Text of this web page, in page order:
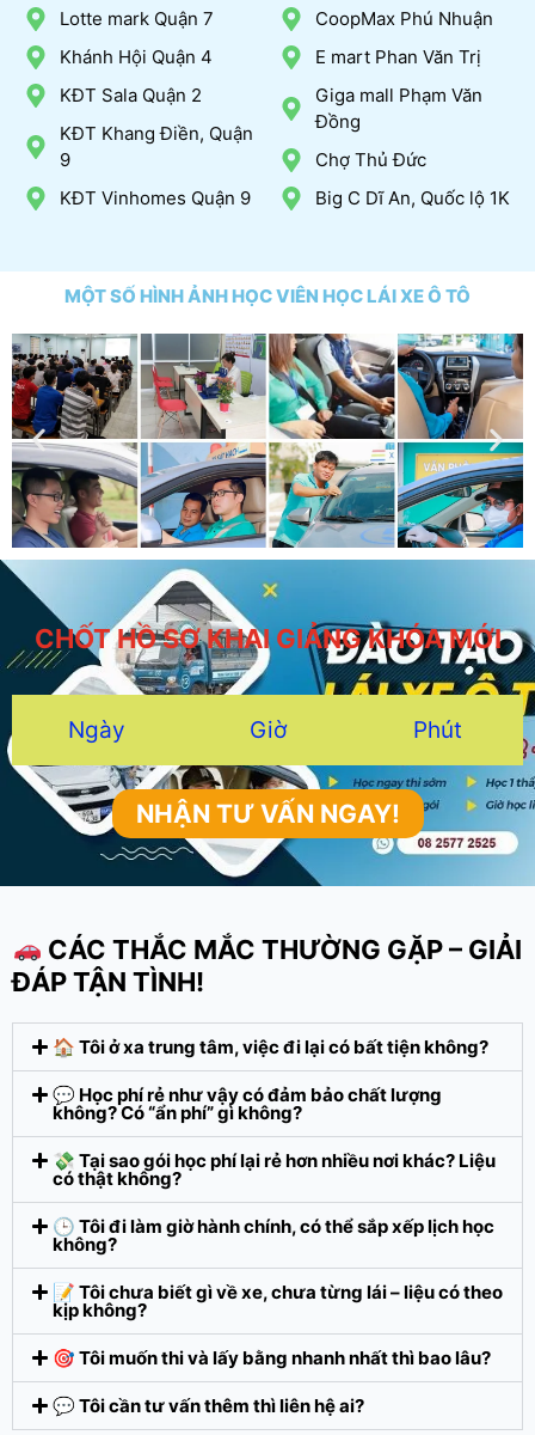
Lotte mark Quận 7
Khánh Hội Quận 4
KĐT Sala Quận 2
KĐT Khang Điền, Quận
9
KĐT Vinhomes Quận 9
CoopMax Phú Nhuận
E mart Phan Văn Trị
Giga mall Phạm Văn
Đồng
Chợ Thủ Đức
Big C Dĩ An, Quốc lộ 1K
MỘT SỐ HÌNH ẢNH HỌC VIÊN HỌC LÁI XE Ô TÔ
CHỐT HỒ SƠ KHAI GIẢNG KHÓA MỚI
Ngày Giờ Phút
NHẬN TƯ VẤN NGAY!
CÁC THẮC MẮC THƯỜNG GẶP – GIẢI
ĐÁP TẬN TÌNH!
🏠 Tôi ở xa trung tâm, việc đi lại có bất tiện không?
💬 Học phí rẻ như vậy có đảm bảo chất lượng
không? Có “ẩn phí” gì không?
💸 Tại sao gói học phí lại rẻ hơn nhiều nơi khác? Liệu
có thật không?
🕒 Tôi đi làm giờ hành chính, có thể sắp xếp lịch học
không?
📝 Tôi chưa biết gì về xe, chưa từng lái – liệu có theo
kịp không?
🎯 Tôi muốn thi và lấy bằng nhanh nhất thì bao lâu?
💬 Tôi cần tư vấn thêm thì liên hệ ai?